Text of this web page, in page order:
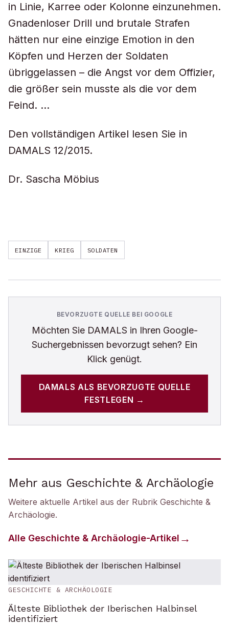
in Linie, Karree oder Kolonne einzunehmen.
Gnadenloser Drill und brutale Strafen
hätten nur eine einzige Emotion in den
Köpfen und Herzen der Soldaten
übriggelassen – die Angst vor dem Offizier,
die größer sein musste als die vor dem
Feind. …
Den vollständigen Artikel lesen Sie in
DAMALS 12/2015.
Dr. Sascha Möbius
EINZIGE KRIEG SOLDATEN
BEVORZUGTE QUELLE BEI GOOGLE
Möchten Sie DAMALS in Ihren Google-
Suchergebnissen bevorzugt sehen? Ein
Klick genügt.
DAMALS ALS BEVORZUGTE QUELLE
FESTLEGEN →
Mehr aus Geschichte & Archäologie
Weitere aktuelle Artikel aus der Rubrik Geschichte &
Archäologie.
Alle Geschichte & Archäologie-Artikel
GESCHICHTE & ARCHÄOLOGIE
Älteste Bibliothek der Iberischen Halbinsel
identifiziert